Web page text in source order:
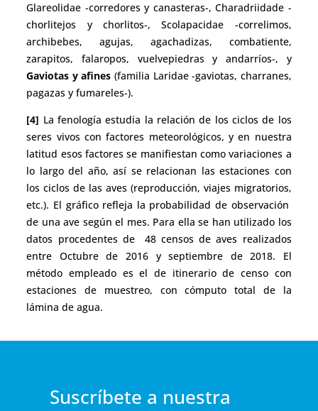
Glareolidae -corredores y canasteras-, Charadriidade -
chorlitejos y chorlitos-, Scolapacidae -correlimos,
archibebes, agujas, agachadizas, combatiente,
zarapitos, falaropos, vuelvepiedras y andarríos-, y
Gaviotas y afines (familia Laridae -gaviotas, charranes,
pagazas y fumareles-).
[4] La fenología estudia la relación de los ciclos de los
seres vivos con factores meteorológicos, y en nuestra
latitud esos factores se manifiestan como variaciones a
lo largo del año, así se relacionan las estaciones con
los ciclos de las aves (reproducción, viajes migratorios,
etc.). El gráfico refleja la probabilidad de observación
de una ave según el mes. Para ella se han utilizado los
datos procedentes de 48 censos de aves realizados
entre Octubre de 2016 y septiembre de 2018. El
método empleado es el de itinerario de censo con
estaciones de muestreo, con cómputo total de la
lámina de agua.
Suscríbete a nuestra